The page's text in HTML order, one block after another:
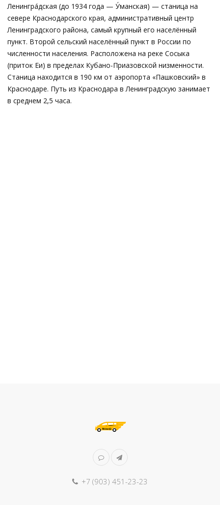
Ленингра́дская (до 1934 года — У́манская) — станица на
севере Краснодарского края, административный центр
Ленинградского района, самый крупный его населённый
пункт. Второй сельский населённый пункт в России по
численности населения. Расположена на реке Сосыка
(приток Еи) в пределах Кубано-Приазовской низменности.
Станица находится в 190 км от аэропорта «Пашковский» в
Краснодаре. Путь из Краснодара в Ленинградскую занимает
в среднем 2,5 часа.
+7 (903) 451-23-23